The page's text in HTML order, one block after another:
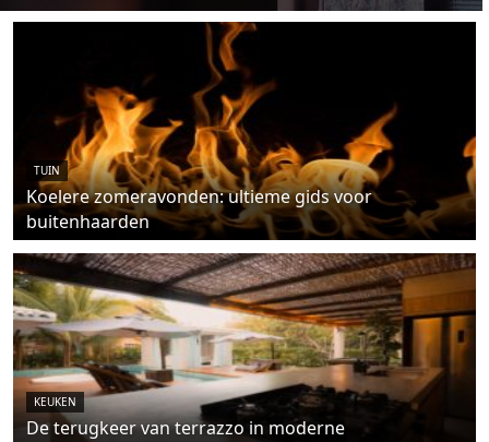
TUIN
Koelere zomeravonden: ultieme gids voor
buitenhaarden
KEUKEN
De terugkeer van terrazzo in moderne